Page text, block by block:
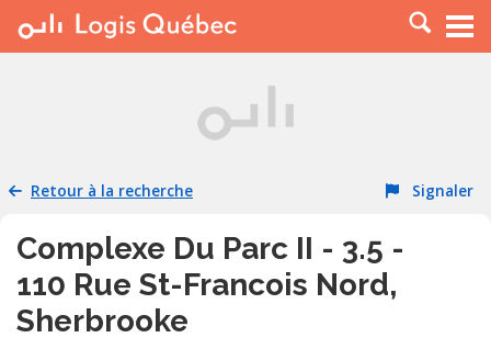
À LOUER
PLACER UNE ANNONCE
RESSOURCES
Retour à la recherche Signaler
Complexe Du Parc II - 3.5 -
110 Rue St-Francois Nord,
Sherbrooke